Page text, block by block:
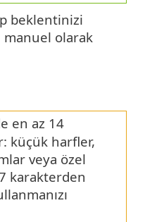
beklentinizi
manuel olarak
en az 14
küçük harfler,
veya özel
karakterden